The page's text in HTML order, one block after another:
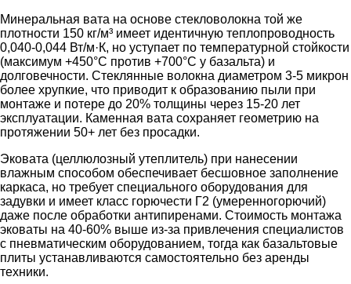
Минеральная вата на основе стекловолокна той же
плотности 150 кг/м³ имеет идентичную теплопроводность
0,040-0,044 Вт/м·К, но уступает по температурной стойкости
(максимум +450°C против +700°C у базальта) и
долговечности. Стеклянные волокна диаметром 3-5 микрон
более хрупкие, что приводит к образованию пыли при
монтаже и потере до 20% толщины через 15-20 лет
эксплуатации. Каменная вата сохраняет геометрию на
протяжении 50+ лет без просадки.
Эковата (целлюлозный утеплитель) при нанесении
влажным способом обеспечивает бесшовное заполнение
каркаса, но требует специального оборудования для
задувки и имеет класс горючести Г2 (умеренногорючий)
даже после обработки антипиренами. Стоимость монтажа
эковаты на 40-60% выше из-за привлечения специалистов
с пневматическим оборудованием, тогда как базальтовые
плиты устанавливаются самостоятельно без аренды
техники.